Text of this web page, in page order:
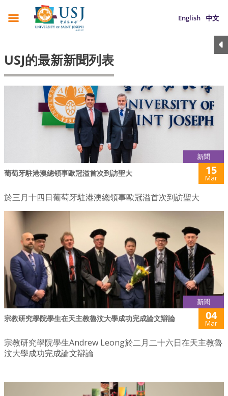
English 中文
USJ的最新新聞列表
新聞
葡萄牙駐港澳總領事歐冠溢首次到訪聖大 15
Mar
於三月十四日葡萄牙駐港澳總領事歐冠溢首次到訪聖大
新聞
宗教研究學院學生在天主教魯汶大學成功完成論文辯論 04
Mar
宗教研究學院學生Andrew Leong於二月二十六日在天主教魯
汶大學成功完成論文辯論